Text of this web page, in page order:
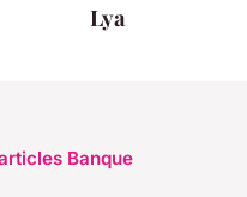
Lya
Banque